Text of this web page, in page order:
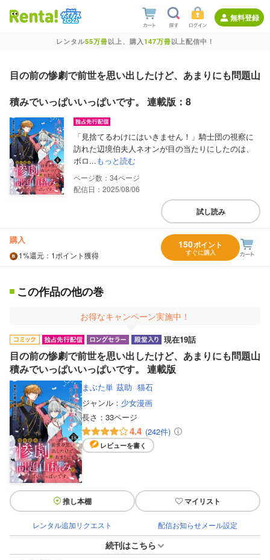
無料登録
レンタル55万冊以上、購入147万冊以上配信中！
目の前の惨劇で前世を思い出したけど、あまりにも問題山
積みでいっぱいいっぱいです。 連載版：8
「見捨てるわけにはいきません！」騎士団の視察に
訪れた辺境伯夫人ネオンが目の当たりにしたのは、
ボロ...もっと読む
34
配信日：2025/08/06
試し読み
購入
1%還元 ：1ポイント獲得
150ポイント
すぐに購入
この作品の他の巻
お得なキャンペーン実施中！
現在19話
目の前の惨劇で前世を思い出したけど、あまりにも問題山
積みでいっぱいいっぱいです。 連載版
まぶた単 茲助 猫石
ジャンル： 少女漫画
長さ： 33ページ
4.4 (242件)
レビューを書く
推し本棚 マイリスト
レンタル追加リクエスト 配信お知らせメール設定
続刊はこちら